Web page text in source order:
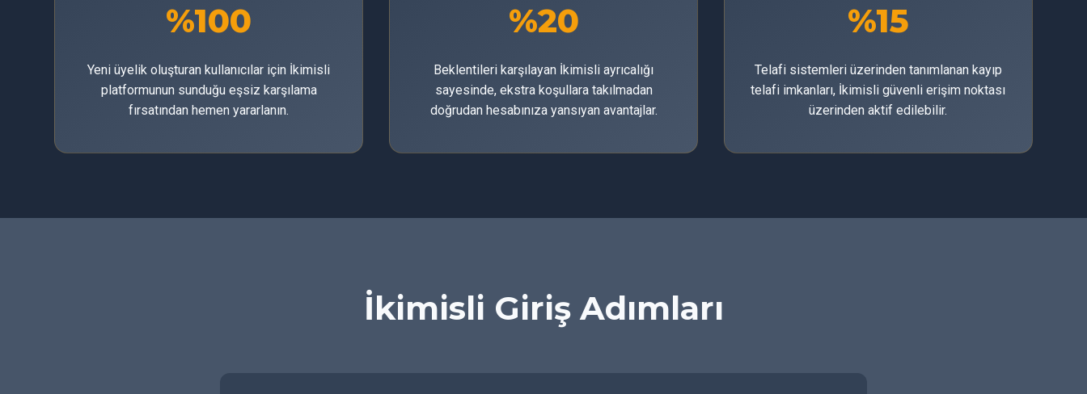
%100
Yeni üyelik oluşturan kullanıcılar için İkimisli
platformunun sunduğu eşsiz karşılama
fırsatından hemen yararlanın.
%20
Beklentileri karşılayan İkimisli ayrıcalığı
sayesinde, ekstra koşullara takılmadan
doğrudan hesabınıza yansıyan avantajlar.
%15
Telafi sistemleri üzerinden tanımlanan kayıp
telafi imkanları, İkimisli güvenli erişim noktası
üzerinden aktif edilebilir.
İkimisli Giriş Adımları